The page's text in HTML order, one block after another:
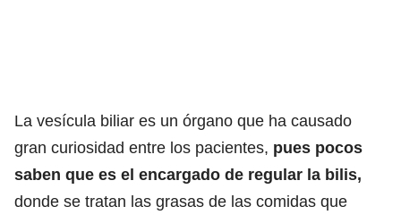
La vesícula biliar es un órgano que ha causado
gran curiosidad entre los pacientes, pues pocos
saben que es el encargado de regular la bilis,
donde se tratan las grasas de las comidas que